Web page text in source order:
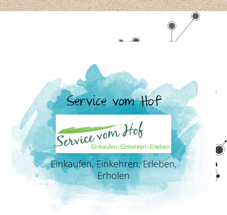
Service vom Hof
Einkaufen, Einkehren, Erleben,
Erholen